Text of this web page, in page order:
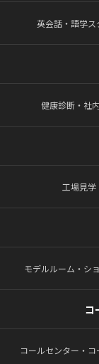
英会話・語学ス
健康診断・社
工場見学
モデルルーム・シ
コ
コールセンター・コ